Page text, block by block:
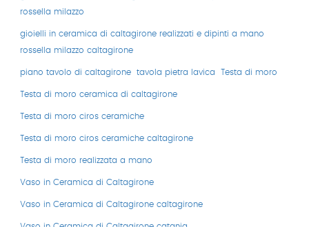
rossella milazzo
gioielli in ceramica di caltagirone realizzati e dipinti a mano
rossella milazzo caltagirone
piano tavolo di caltagirone tavola pietra lavica Testa di moro
Testa di moro ceramica di caltagirone
Testa di moro ciros ceramiche
Testa di moro ciros ceramiche caltagirone
Testa di moro realizzata a mano
Vaso in Ceramica di Caltagirone
Vaso in Ceramica di Caltagirone caltagirone